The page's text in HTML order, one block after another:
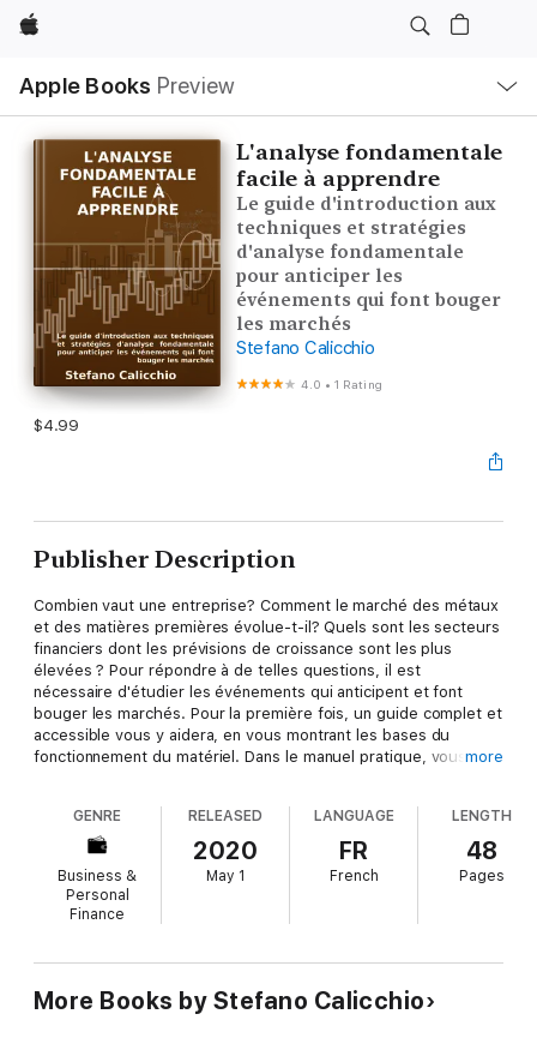
Apple
Apple Books Preview
Nav
Open
Menu
L'analyse fondamentale
facile à apprendre
Le guide d'introduction aux
techniques et stratégies
d'analyse fondamentale
pour anticiper les
événements qui font bouger
les marchés
Stefano Calicchio
4.0 •1 Rating
$4.99
Publisher Description
Combien vaut une entreprise? Comment le marché des métaux
et des matières premières évolue-t-il? Quels sont les secteurs
financiers dont les prévisions de croissance sont les plus
élevées ? Pour répondre à de telles questions, il est
nécessaire d'étudier les événements qui anticipent et font
bouger les marchés. Pour la première fois, un guide complet et
accessible vous y aidera, en vous montrant les bases du
fonctionnement du matériel. Dans le manuel pratique, vous
commencer à créer vos propres rapports. De la collecte et de
la gestion des données microéconomiques et
macroéconomiques à leur analyse, de l'étude des états
financiers des entreprises au suivi des jugements
internationaux, et bien plus encore. Le lecteur apprendra pas à
pas comment affronter le marché mondial sans hésitation et
théoriques inefficaces de milliers de pages vendus à des prix
fous sur le web et profitez enfin d'une lecture qui peut vous
more
GENRE
Business &
Personal
Finance
RELEASED
2020
May 1
LANGUAGE
FR
French
LENGTH
48
Pages
More Books by Stefano Calicchio